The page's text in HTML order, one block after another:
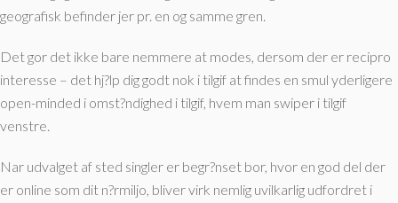
geografisk befinder jer pr. en og samme gren.
Det gor det ikke bare nemmere at modes, dersom der er recipro
interesse – det hj?lp dig godt nok i tilgif at findes en smul yderligere
open-minded i omst?ndighed i tilgif, hvem man swiper i tilgif
venstre.
Nar udvalget af sted singler er begr?nset bor, hvor en god del der
er online som dit n?rmiljo, bliver virk nemlig uvilkarlig udfordret i